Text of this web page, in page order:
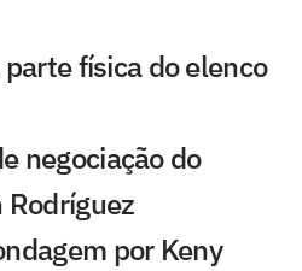
física do elenco
negociação do
Rodríguez
por Keny